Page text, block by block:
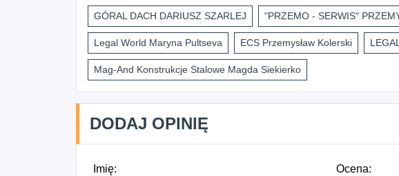
GÓRAL DACH DARIUSZ SZARLEJ "PRZEMO - SERWIS"
Legal World Maryna Pultseva ECS Przemysław Kolerski
Mag-And Konstrukcje Stalowe Magda Siekierko
DODAJ OPINIĘ
Imię: Ocena: